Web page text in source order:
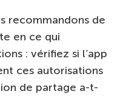
recommandons de
en ce qui
: vérifiez si l’app
ces autorisations
de partage a-t-